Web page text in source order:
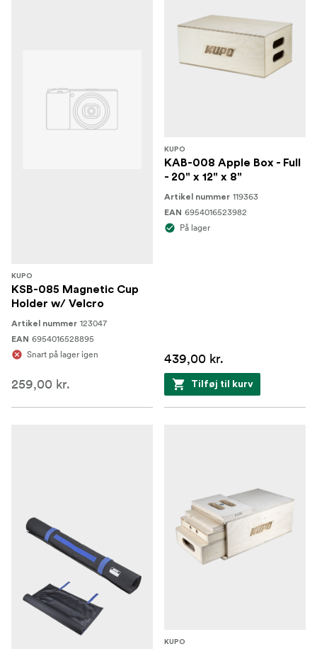
KUPO
KSB-085 Magnetic Cup
Holder w/ Velcro
Artikel nummer 123047
EAN 6954016528895
Snart på lager igen
259,00 kr.
KUPO
KAB-008 Apple Box - Full
- 20" x 12" x 8"
Artikel nummer 119363
EAN 6954016523982
På lager
439,00 kr.
Tilføj til kurv
KUPO